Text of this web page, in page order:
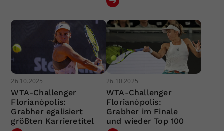
26.10.2025
WTA-Challenger
Florianópolis:
Grabher egalisiert
größten Karrieretitel
26.10.2025
WTA-Challenger
Florianópolis:
Grabher im Finale
und wieder Top 100